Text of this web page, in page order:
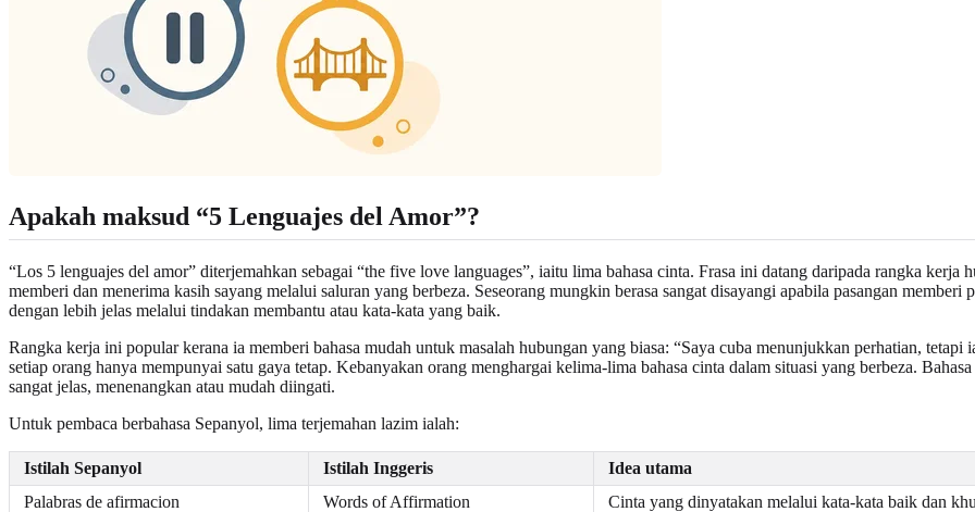
Apakah maksud “5 Lenguajes del Amor”?
“Los 5 lenguajes del amor” diterjemahkan sebagai “the five love languages”, iaitu lima bahasa cinta. Frasa ini datang daripada rangka
memberi dan menerima kasih sayang melalui saluran yang berbeza. Seseorang mungkin berasa sangat disayangi apabila pasangan
dengan lebih jelas melalui tindakan membantu atau kata-kata yang baik.
Rangka kerja ini popular kerana ia memberi bahasa mudah untuk masalah hubungan yang biasa: “Saya cuba menunjukkan perhatian,
setiap orang hanya mempunyai satu gaya tetap. Kebanyakan orang menghargai kelima-lima bahasa cinta dalam situasi yang berbeza.
sangat jelas, menenangkan atau mudah diingati.
Untuk pembaca berbahasa Sepanyol, lima terjemahan lazim ialah:
Istilah Sepanyol Istilah Inggeris
Idea utama
Palabras de afirmacion
Words of Affirmation
Cinta yang dinyatakan melalui kata-kata baik dan